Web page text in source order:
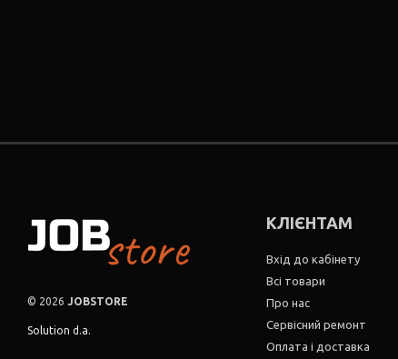
© 2026 JOBSTORE
Solution d.a.
КЛІЄНТАМ
Вхід до кабінету
Всі товари
Про нас
Сервісний ремонт
Оплата і доставка